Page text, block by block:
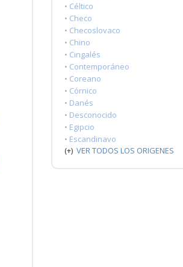
• Céltico
• Checo
• Checoslovaco
• Chino
• Cingalés
• Contemporáneo
• Coreano
• Córnico
• Danés
• Desconocido
• Egipcio
• Escandinavo
(+) VER TODOS LOS ORIGENES